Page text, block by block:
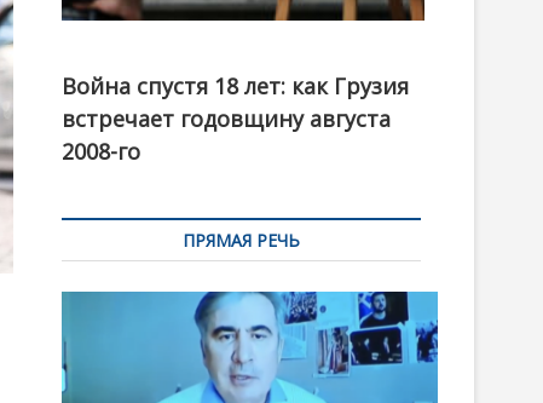
канал
Война спустя 18 лет: как Грузия
встречает годовщину августа
2008-го
ПРЯМАЯ РЕЧЬ